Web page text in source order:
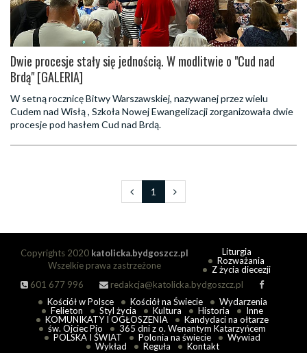
Dwie procesje stały się jednością. W modlitwie o "Cud nad
Brdą" [GALERIA]
W setną rocznicę Bitwy Warszawskiej, nazywanej przez wielu
Cudem nad Wisłą , Szkoła Nowej Ewangelizacji zorganizowała dwie
procesje pod hasłem Cud nad Brdą.
1
Copyrights 2020 katolicka.bydgoszcz.pl
Wszelkie prawa zastrzeżone
601 677 996
redakcja@katolicka.bydgoszcz.pl
Liturgia
Rozważania
Z życia diecezji
Kościół w Polsce Kościół na Świecie
Wydarzenia
Felieton
Styl życia Kultura Historia
Inne
KOMUNIKATY I OGŁOSZENIA
Kandydaci na ołtarze
św. Ojciec Pio
365 dni z o. Wenantym Katarzyńcem
POLSKA I ŚWIAT
Polonia na świecie
Wywiad
Wykład
Reguła Kontakt